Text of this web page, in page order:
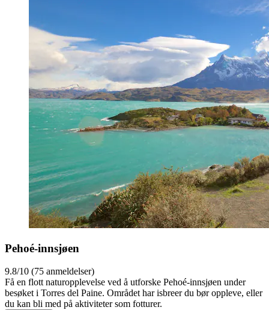
Pehoé-innsjøen
9.8/10 (75 anmeldelser)
Få en flott naturopplevelse ved å utforske Pehoé-innsjøen under
besøket i Torres del Paine. Området har isbreer du bør oppleve, eller
du kan bli med på aktiviteter som fotturer.